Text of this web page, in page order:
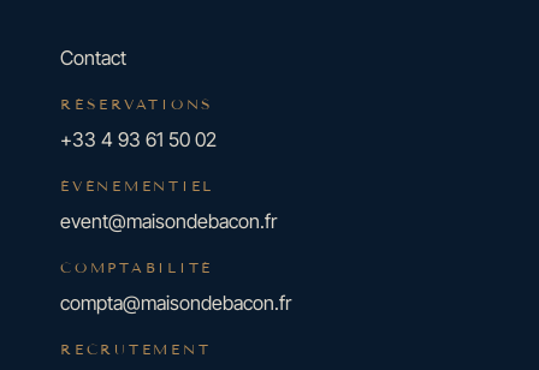
Contact
RÉSERVATIONS
+33 4 93 61 50 02
ÉVÉNEMENTIEL
event@maisondebacon.fr
COMPTABILITÉ
compta@maisondebacon.fr
RECRUTEMENT